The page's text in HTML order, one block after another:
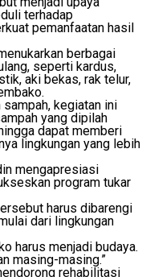
terhadap
pemanfaatan hasil
berbagai
seperti kardus,
aki bekas, rak telur,
kegiatan ini
yang dipilah
dapat memberi
lingkungan yang lebih
mengapresiasi
program tukar
harus dibarengi
dari lingkungan
harus menjadi budaya.
masing-masing.”
rehabilitasi